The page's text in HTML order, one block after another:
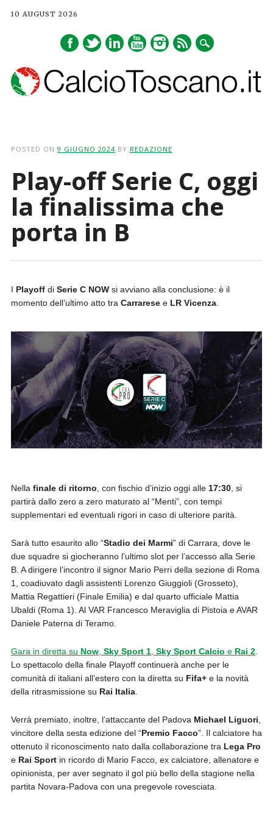
10 AUGUST 2026
POSTED ON 9 GIUGNO 2024 BY REDAZIONE
Play-off Serie C, oggi
la finalissima che
porta in B
I Playoffdi Serie C NOWsi avviano alla conclusione: è il
momento dell’ultimo atto tra Carraresee LR Vicenza.
Nella finale di ritorno, con fischio d’inizio oggi alle 17:30, si
partirà dallo zero a zero maturato al “Menti”, con tempi
supplementari ed eventuali rigori in caso di ulteriore parità.
Sarà tutto esaurito allo “Stadio dei Marmi” di Carrara, dove le
due squadre si giocheranno l’ultimo slot per l’accesso alla Serie
B. A dirigere l’incontro il signor Mario Perri della sezione di Roma
1, coadiuvato dagli assistenti Lorenzo Giuggioli (Grosseto),
Mattia Regattieri (Finale Emilia) e dal quarto ufficiale Mattia
Ubaldi (Roma 1). Al VAR Francesco Meraviglia di Pistoia e AVAR
Daniele Paterna di Teramo.
Gara in diretta su Now, Sky Sport 1, Sky Sport Calcio e Rai 2.
Lo spettacolo della finale Playoff continuerà anche per le
comunità di italiani all’estero con la diretta su Fifa+e la novità
della ritrasmissione su Rai Italia.
Verrà premiato, inoltre, l’attaccante del Padova Michael Liguori,
vincitore della sesta edizione del “Premio Facco”. Il calciatore ha
ottenuto il riconoscimento nato dalla collaborazione tra Lega Pro
e Rai Sportin ricordo di Mario Facco, ex calciatore, allenatore e
opinionista, per aver segnato il gol più bello della stagione nella
partita Novara-Padova con una pregevole rovesciata.